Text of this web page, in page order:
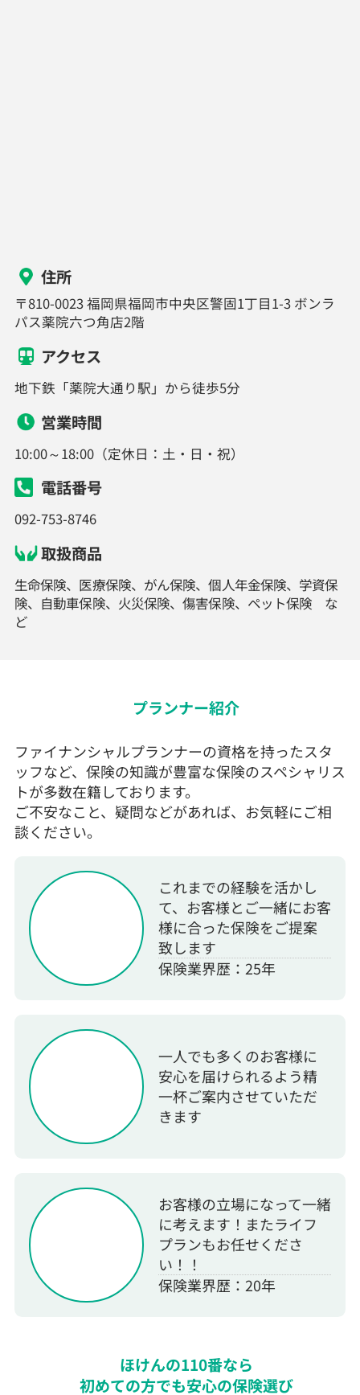
住所
〒810-0023 福岡県福岡市中央区警固1丁目1-3 ボンラ
パス薬院六つ角店2階
アクセス
地下鉄「薬院大通り駅」から徒歩5分
営業時間
10:00～18:00（定休日：土・日・祝）
電話番号
092-753-8746
取扱商品
生命保険、医療保険、がん保険、個人年金保険、学資保
険、自動車保険、火災保険、傷害保険、ペット保険 な
ど
プランナー紹介
ファイナンシャルプランナーの資格を持ったスタ
ッフなど、保険の知識が豊富な保険のスペシャリス
トが多数在籍しております。
ご不安なこと、疑問などがあれば、お気軽にご相
談ください。
これまでの経験を活かし
て、お客様とご一緒にお客
様に合った保険をご提案
致します
保険業界歴：25年
一人でも多くのお客様に
安心を届けられるよう精
一杯ご案内させていただ
きます
お客様の立場になって一緒
に考えます！またライフ
プランもお任せくださ
い！！
保険業界歴：20年
ほけんの110番なら
初めての方でも安心の保険選び